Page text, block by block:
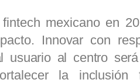
mexicano en
Innovar con
usuario al centro
la inclusión